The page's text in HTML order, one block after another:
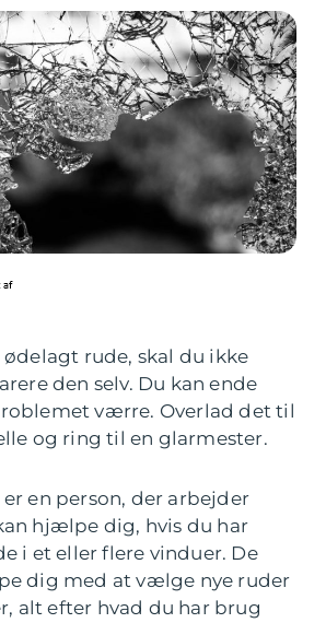
ødelagt rude, skal du ikke
den selv. Du kan ende
værre. Overlad det til
og ring til en glarmester.
en person, der arbejder
hjælpe dig, hvis du har
i et eller flere vinduer. De
dig med at vælge nye ruder
alt efter hvad du har brug